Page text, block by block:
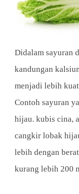
Didalam sayuran
kandungan
menjadi lebih
Contoh sayuran
hijau. kubis cina,
cangkir lobak
lebih dengan
kurang lebih 200